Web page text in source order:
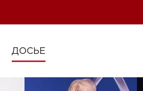
ДОСЬЕ